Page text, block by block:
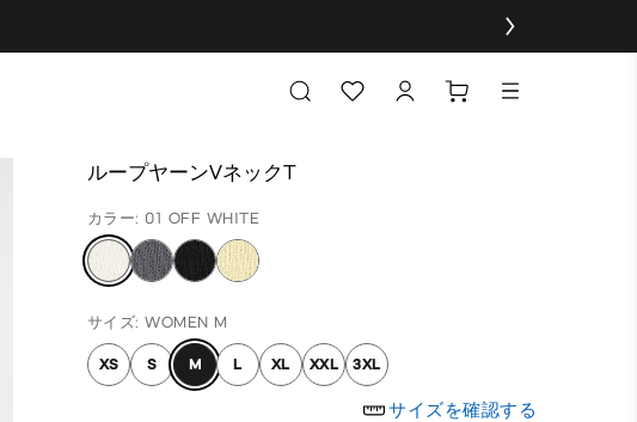
ループヤーンVネックT
カラー: 01 OFF WHITE
サイズ: WOMEN M
XS S M L XL XXL 3XL
サイズを確認する